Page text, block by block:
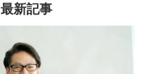
最新記事